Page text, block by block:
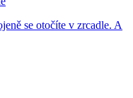
se otočíte v zrcadle. A